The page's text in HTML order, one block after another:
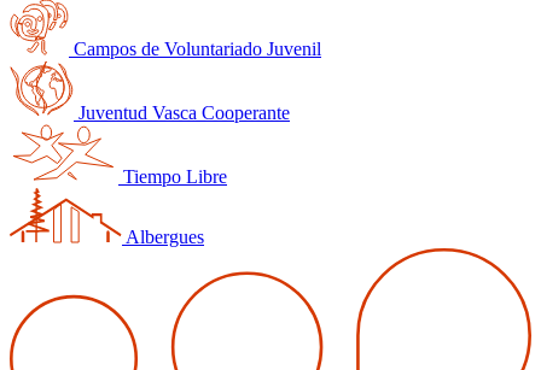
Campos de Voluntariado Juvenil
Juventud Vasca Cooperante
Tiempo Libre
Albergues